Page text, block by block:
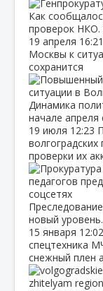
Как
проверок НКО.
19 апреля 16:21
Москвы к
сохранится
Динамика
начале апреля
19 июля 12:23
проверки их
новый уровень.
15 января 12:02
спецтехника
снежный плен